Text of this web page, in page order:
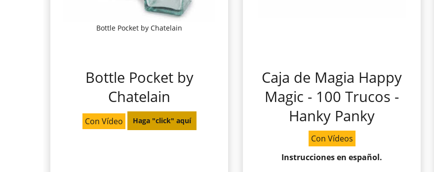
Bottle Pocket by Chatelain
Bottle Pocket by
Chatelain
Con Vídeo Haga "click" aquí
Caja de Magia Happy
Magic - 100 Trucos -
Hanky Panky
Con Vídeos
Instrucciones en español.